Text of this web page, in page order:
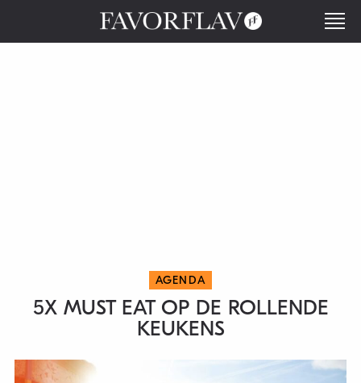
AGENDA
5X MUST EAT OP DE ROLLENDE
KEUKENS